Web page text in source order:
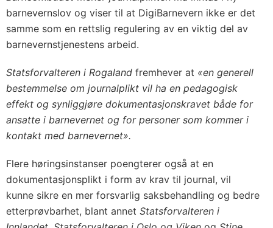
barnevernslov og viser til at DigiBarnevern ikke er det
samme som en rettslig regulering av en viktig del av
barnevernstjenestens arbeid.
Statsforvalteren i Rogaland fremhever at «en generell
bestemmelse om journalplikt vil ha en pedagogisk
effekt og synliggjøre dokumentasjonskravet både for
ansatte i barnevernet og for personer som kommer i
kontakt med barnevernet».
Flere høringsinstanser poengterer også at en
dokumentasjonsplikt i form av krav til journal, vil
kunne sikre en mer forsvarlig saksbehandling og bedre
etterprøvbarhet, blant annet Statsforvalteren i